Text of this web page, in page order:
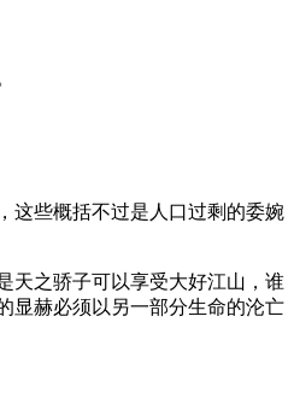
这些概括不过是人口过剩的委婉
天之骄子可以享受大好江山，谁
显赫必须以另一部分生命的沦亡